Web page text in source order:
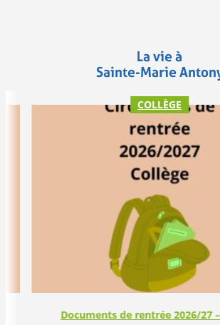
La vie à
Sainte-Marie
Documents de rentrée 2026/27
COLLÈGE